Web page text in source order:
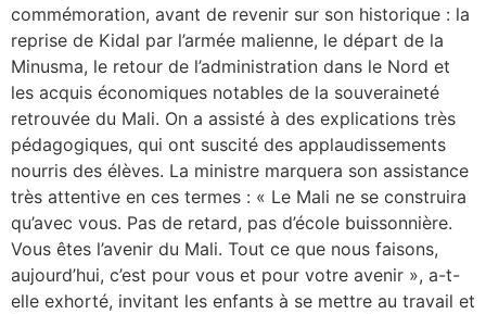
commémoration, avant de revenir sur son historique : la
reprise de Kidal par l’armée malienne, le départ de la
Minusma, le retour de l’administration dans le Nord et
les acquis économiques notables de la souveraineté
retrouvée du Mali. On a assisté à des explications très
pédagogiques, qui ont suscité des applaudissements
nourris des élèves. La ministre marquera son assistance
très attentive en ces termes : « Le Mali ne se construira
qu’avec vous. Pas de retard, pas d’école buissonnière.
Vous êtes l’avenir du Mali. Tout ce que nous faisons,
aujourd’hui, c’est pour vous et pour votre avenir », a-t-
elle exhorté, invitant les enfants à se mettre au travail et